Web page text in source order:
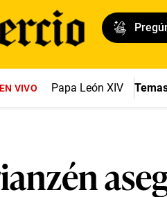
EN VIVO Papa León XIV